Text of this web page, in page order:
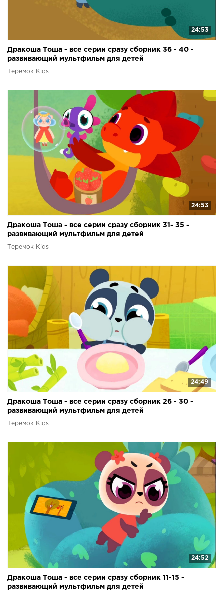
24:53
Дракоша Тоша - все серии сразу сборник 36 - 40 -
развивающий мультфильм для детей
Теремок Kids
24:53
Дракоша Тоша - все серии сразу сборник 31- 35 -
развивающий мультфильм для детей
Теремок Kids
24:49
Дракоша Тоша - все серии сразу сборник 26 - 30 -
развивающий мультфильм для детей
Теремок Kids
24:52
Дракоша Тоша - все серии сразу сборник 11-15 -
развивающий мультфильм для детей